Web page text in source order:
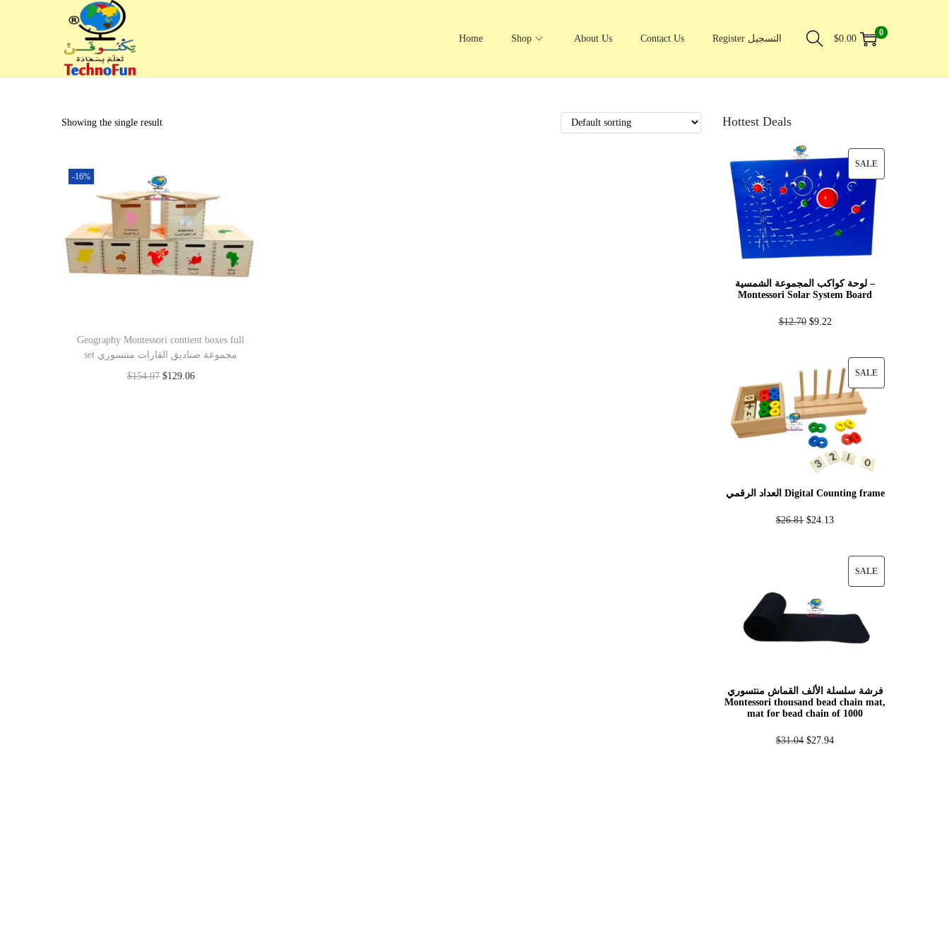
Home Shop About Us Contact Us Register التسجيل $0.00
0
Showing the single result
-16%
Geography Montessori contient boxes full
set مجموعة صناديق القارات منتسوري
$154.07 $129.06
Hottest Deals
SALE
لوحة كواكب المجموعة الشمسية –
Montessori Solar System Board
$12.70 $9.22
SALE
العداد الرقمي Digital Counting frame
$26.81 $24.13
SALE
فرشة سلسلة الألف القماش منتسوري
Montessori thousand bead chain mat,
mat for bead chain of 1000
$31.04 $27.94